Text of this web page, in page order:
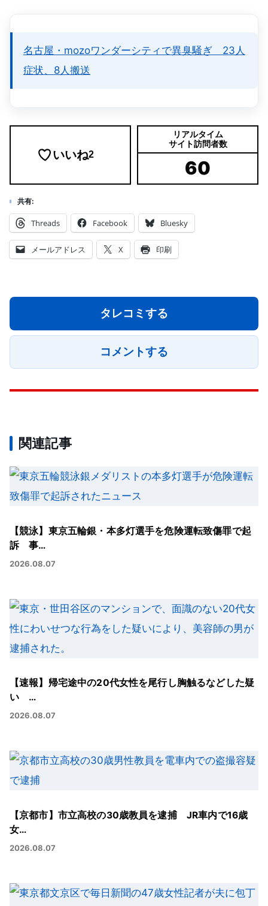
名古屋・mozoワンダーシティで異臭騒ぎ 23人
症状、8人搬送
いいね2
リアルタイム
サイト訪問者数
60
共有:
Threads Facebook Bluesky
メールアドレス X 印刷
タレコミする
コメントする
関連記事
【競泳】東京五輪銀・本多灯選手を危険運転致傷罪で起
訴 事…
2026.08.07
【速報】帰宅途中の20代女性を尾行し胸触るなどした疑
い …
2026.08.07
【京都市】市立高校の30歳教員を逮捕 JR車内で16歳
女…
2026.08.07